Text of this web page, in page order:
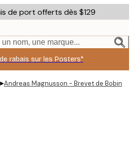
de port offerts dès $129
nom, une marque...
rabais sur les Posters*
▸Andreas Magnusson - Brevet de Bobine